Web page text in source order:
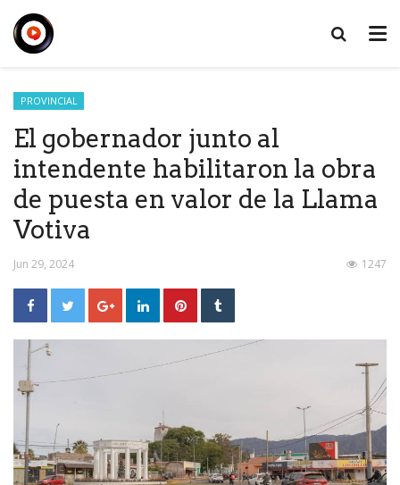
PROVINCIAL
El gobernador junto al
intendente habilitaron la obra
de puesta en valor de la Llama
Votiva
Jun 29, 2024 1247